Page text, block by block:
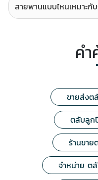
สายพานแบบไหนเหมาะกั
ค
ขายส่งต
ตลับลูก
ร้านขา
จำหน่าย ต